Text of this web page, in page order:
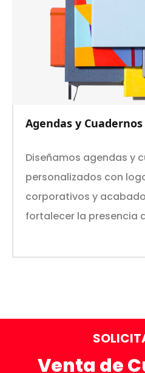
Agendas y
Diseñamos agendas y
personalizados con
corporativos y
fortalecer la presencia
Venta de